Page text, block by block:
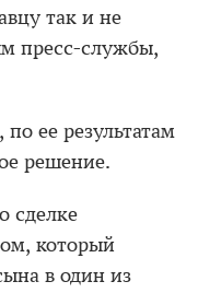
так и не
пресс-службы,
ее результатам
решение.
о сделке
который
в один из